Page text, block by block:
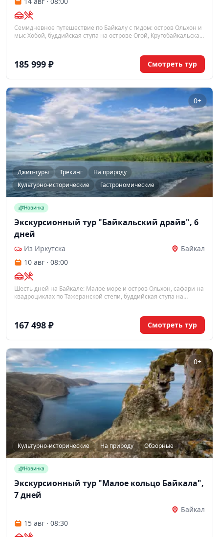
Семидневное путешествие по Байкалу с гидом: остров Ольхон и
мыс Хобой, буддийская ступа на острове Огой, Кругобайкальская
185 999 ₽ Смотреть тур
0+
Джип-туры Трекинг
На природу
Культурно-исторические
Гастрономические
Новинка
Экскурсионный тур "Байкальский драйв", 6
дней
Из Иркутска
Байкал
10 авг · 08:00
Шесть дней на Байкале: Малое море и остров Ольхон, сафари на
квадроциклах по Тажеранской степи, буддийская ступа на
167 498 ₽ Смотреть тур
0+
Культурно-исторические На природу Обзорные
Новинка
Экскурсионный тур "Малое кольцо Байкала",
7 дней
Байкал
15 авг · 08:30